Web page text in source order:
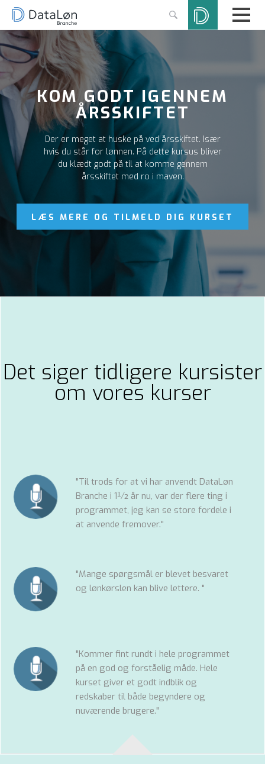
KOM GODT IGENNEM
ÅRSSKIFTET
Der er meget at huske på ved årsskiftet. Især
hvis du står for lønnen. På dette kursus bliver
du klædt godt på til at komme gennem
årsskiftet med ro i maven.
LÆS MERE OG TILMELD DIG KURSET
Det siger tidligere kursister
om vores kurser
"Til trods for at vi har anvendt DataLøn
Branche i 1½ år nu, var der flere ting i
programmet, jeg kan se store fordele i
at anvende fremover."
"Mange spørgsmål er blevet besvaret
og lønkørslen kan blive lettere. "
"Kommer fint rundt i hele programmet
på en god og forståelig måde. Hele
kurset giver et godt indblik og
redskaber til både begyndere og
nuværende brugere."